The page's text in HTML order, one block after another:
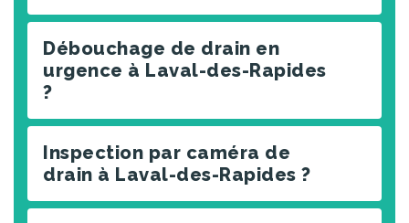
Débouchage de drain en
urgence à Laval-des-Rapides
?
Inspection par caméra de
drain à Laval-des-Rapides ?